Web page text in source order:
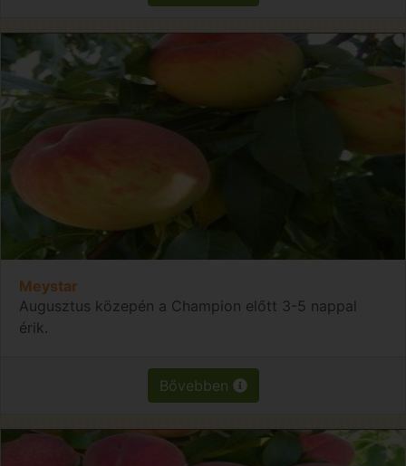
Meystar
Augusztus közepén a Champion előtt 3-5 nappal
érik.
Bővebben